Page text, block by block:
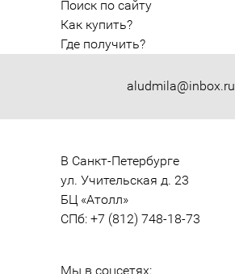
aludmila@inbox.ru
Поиск по сайту
Как купить?
Где получить?
В Санкт-Петербурге
ул. Учительская д. 23
БЦ «Атолл»
СПб: +7 (812) 748-18-73
Мы в соцсетях: